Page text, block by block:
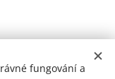
fungování a